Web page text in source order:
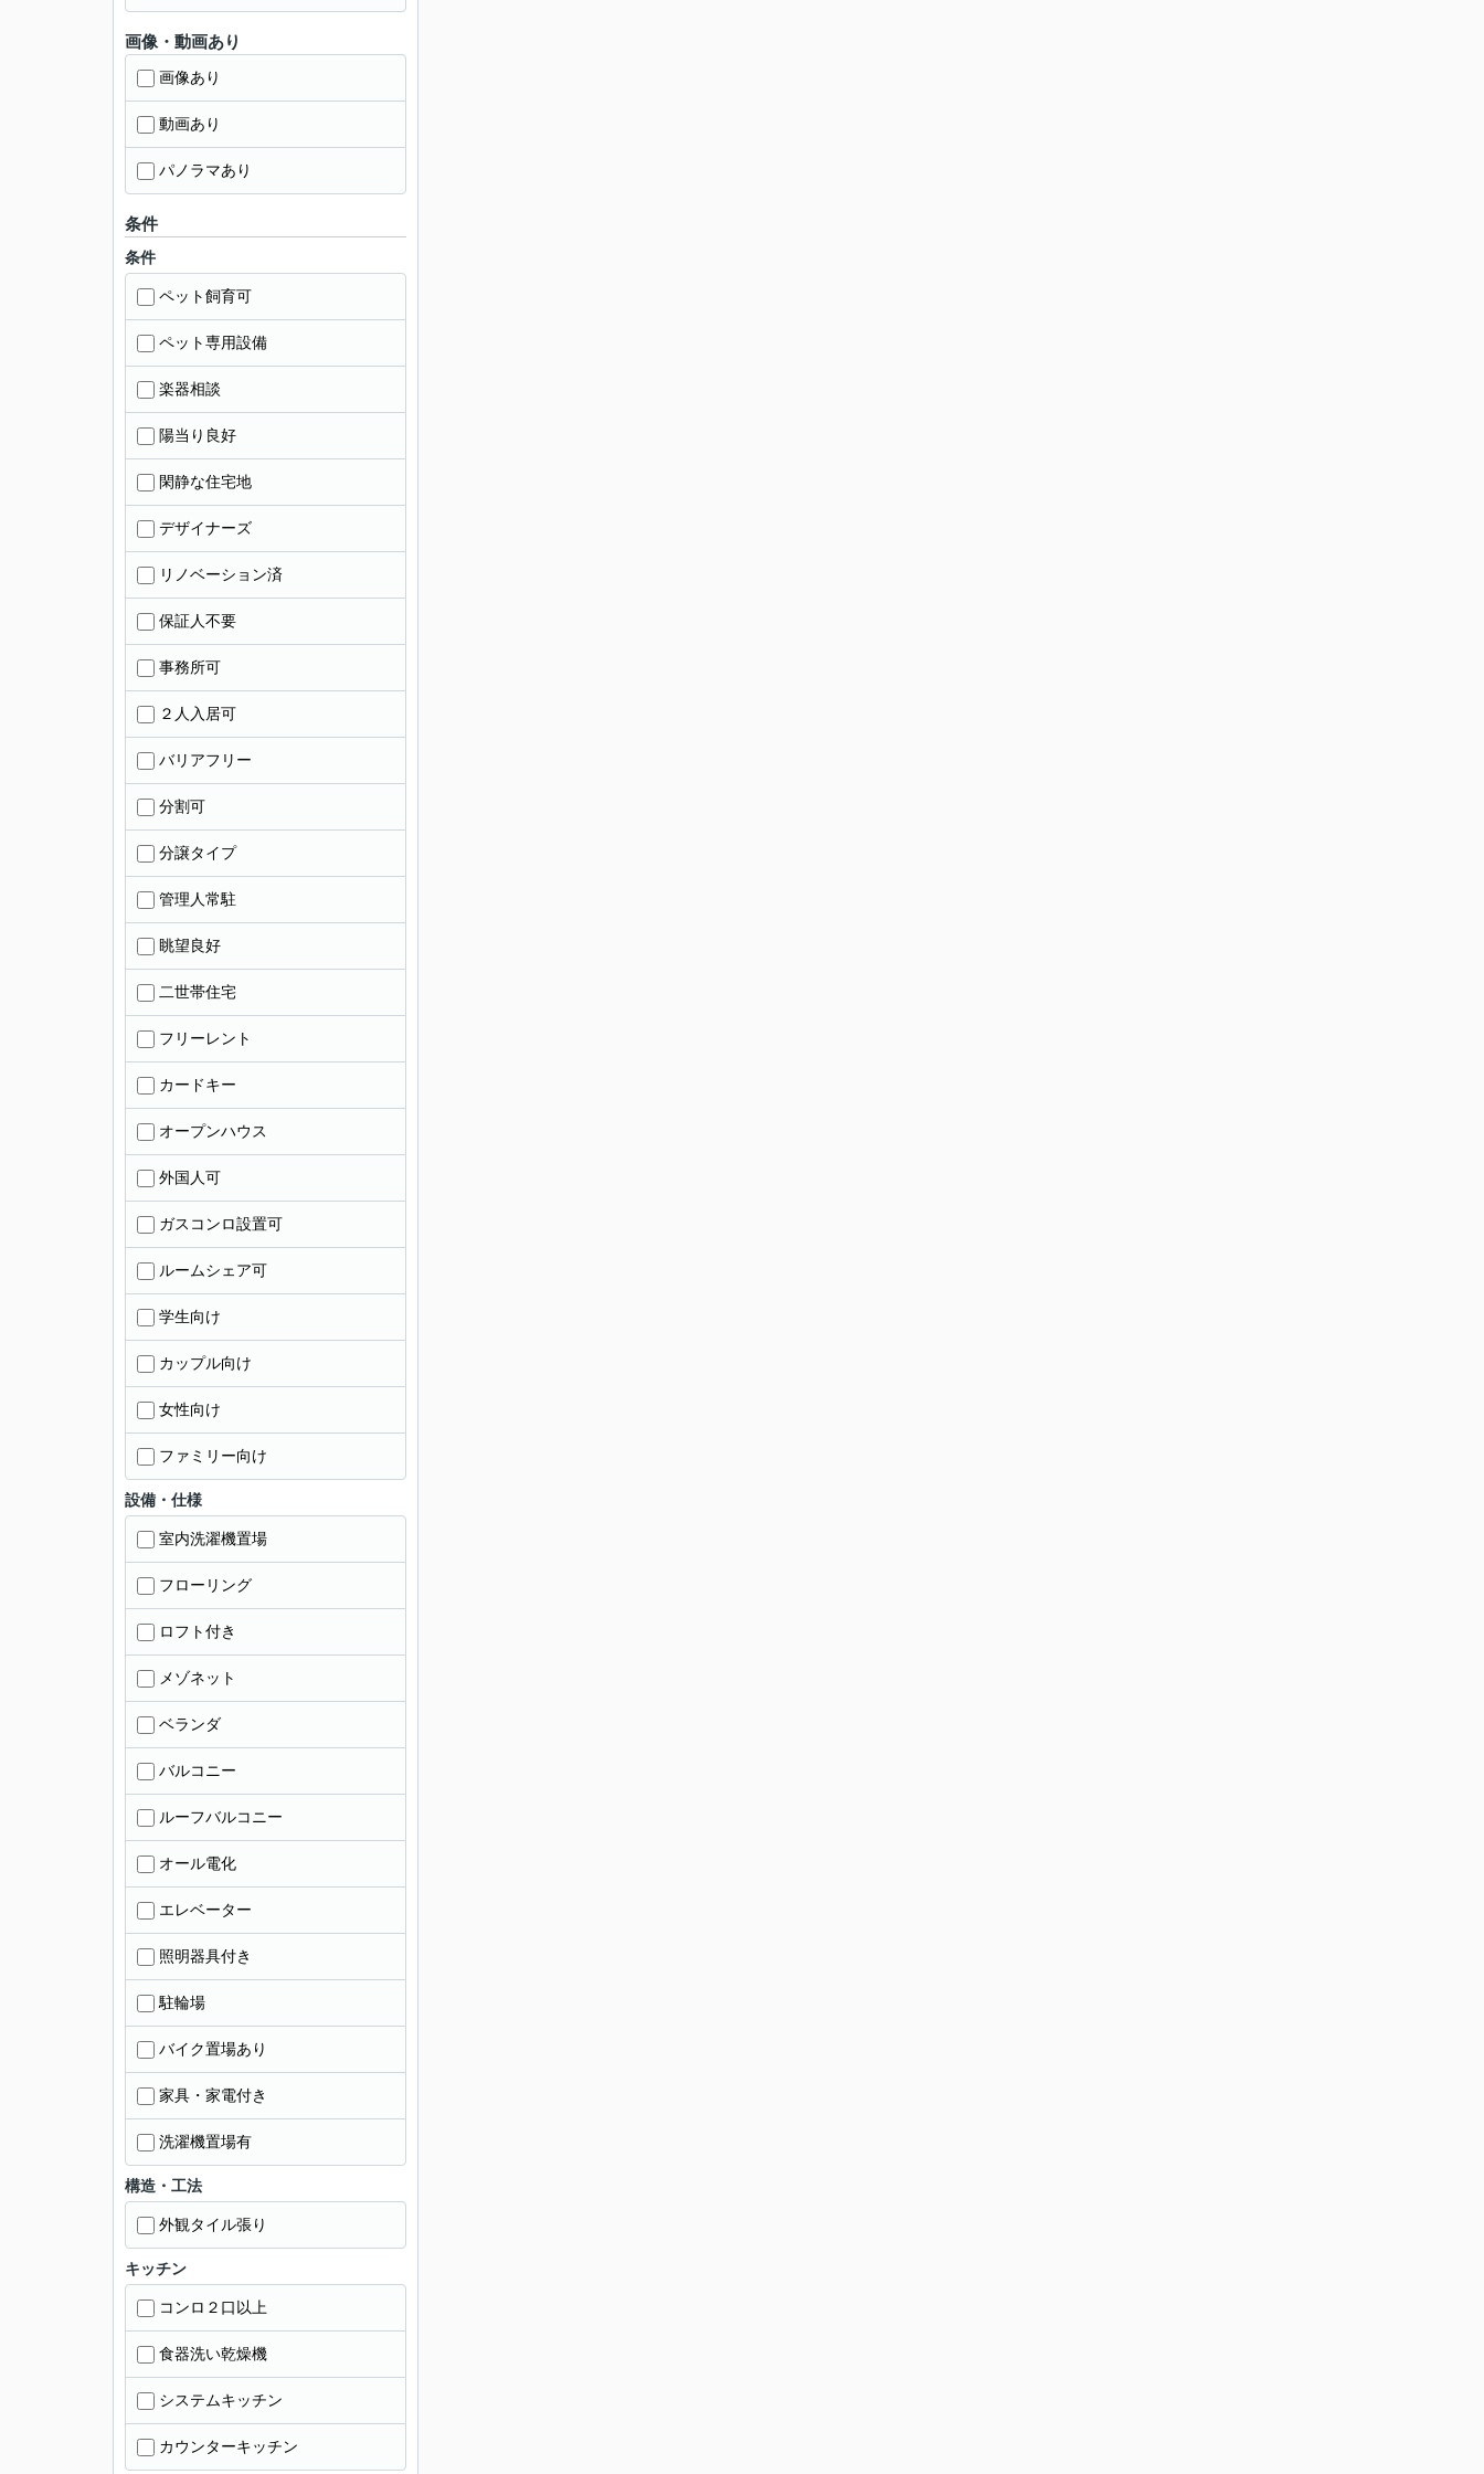
画像・動画あり
画像あり
動画あり
パノラマあり
条件
条件
ペット飼育可
ペット専用設備
楽器相談
陽当り良好
閑静な住宅地
デザイナーズ
リノベーション済
保証人不要
事務所可
２人入居可
バリアフリー
分割可
分譲タイプ
管理人常駐
眺望良好
二世帯住宅
フリーレント
カードキー
オープンハウス
外国人可
ガスコンロ設置可
ルームシェア可
学生向け
カップル向け
女性向け
ファミリー向け
設備・仕様
室内洗濯機置場
フローリング
ロフト付き
メゾネット
ベランダ
バルコニー
ルーフバルコニー
オール電化
エレベーター
照明器具付き
駐輪場
バイク置場あり
家具・家電付き
洗濯機置場有
構造・工法
外観タイル張り
キッチン
コンロ２口以上
食器洗い乾燥機
システムキッチン
カウンターキッチン